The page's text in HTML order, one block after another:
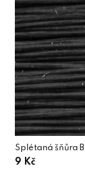
Splétaná šňůra
9 Kč